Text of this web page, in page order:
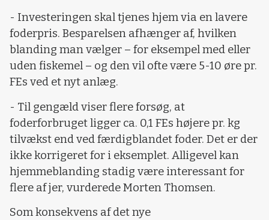
- Investeringen skal tjenes hjem via en lavere
foderpris. Besparelsen afhænger af, hvilken
blanding man vælger – for eksempel med eller
uden fiskemel – og den vil ofte være 5-10 øre pr.
FEs ved et nyt anlæg.
- Til gengæld viser flere forsøg, at
foderforbruget ligger ca. 0,1 FEs højere pr. kg
tilvækst end ved færdigblandet foder. Det er der
ikke korrigeret for i eksemplet. Alligevel kan
hjemmeblanding stadig være interessant for
flere af jer, vurderede Morten Thomsen.
Som konsekvens af det nye